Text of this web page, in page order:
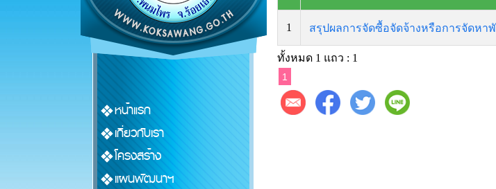
หน้าแรก
เกี่ยวกับเรา
โครงสร้าง
แผนพัฒนาฯ
1 สรุปผลการจัดซื้อจัดจ้างหรือการจัดห
ทั้งหมด 1 แถว : 1
1